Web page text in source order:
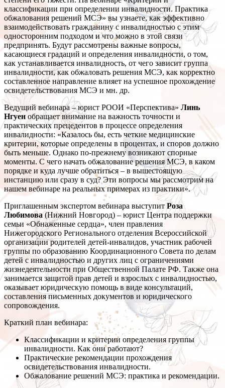
классификации при определении инвалидности. Практика
обжалования решений МСЭ» вы узнаете, как эффективно
взаимодействовать гражданину с инвалидностью с этим
односторонним подходом и что можно в этой связи
предпринять. Будут рассмотрены важные вопросы,
касающиеся градаций и определения инвалидности, о том,
как устанавливается инвалидность, от чего зависит группа
инвалидности, как обжаловать решения МСЭ, как корректно
составленное направление влияет на успешное прохождение
освидетельствования МСЭ и мн. др.
Ведущий вебинара – юрист РООИ «Перспектива» Линь
Нгуен обращает внимание на важность точности и
практических прецедентов в процессе определения
инвалидности: «Казалось бы, есть четкие медицинские
критерии, которые определены в процентах, и споров должно
быть меньше. Однако по-прежнему возникают спорные
моменты. С чего начать обжалование решения МСЭ, в каком
порядке и куда лучше обратиться – в вышестоящую
инстанцию или сразу в суд? Эти вопросы мы рассмотрим на
нашем вебинаре на реальных примерах из практики».
Приглашенным экспертом вебинара выступитРоза
Любимова(Нижний Новгород) – юрист Центра поддержки
семьи «Обнаженные сердца», член правления
Нижегородского Регионального отделения Всероссийской
организации родителей детей-инвалидов, участник рабочей
группы по образованию Координационного Совета по делам
детей с инвалидностью и других лиц с ограничениями
жизнедеятельности при Общественной Палате РФ. Также она
занимается защитой прав детей и взрослых с инвалидностью,
оказывает юридическую помощь в виде консультаций,
составления письменных документов и юридического
сопровождения.
Краткий план вебинара:
Классификации и критерии определения группы
инвалидности. Как они работают?
Практические рекомендации прохождения
освидетельствования инвалидности.
Обжалование решений МСЭ: практика и рекомендации.